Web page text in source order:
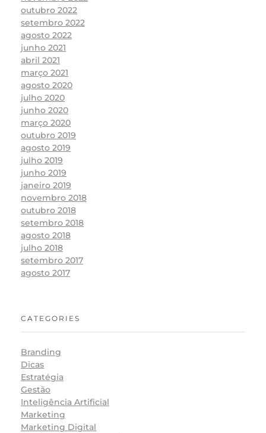
outubro 2022
setembro 2022
agosto 2022
junho 2021
abril 2021
março 2021
agosto 2020
julho 2020
junho 2020
março 2020
outubro 2019
agosto 2019
julho 2019
junho 2019
janeiro 2019
novembro 2018
outubro 2018
setembro 2018
agosto 2018
julho 2018
setembro 2017
agosto 2017
CATEGORIES
Branding
Dicas
Estratégia
Gestão
Inteligência Artificial
Marketing
Marketing Digital